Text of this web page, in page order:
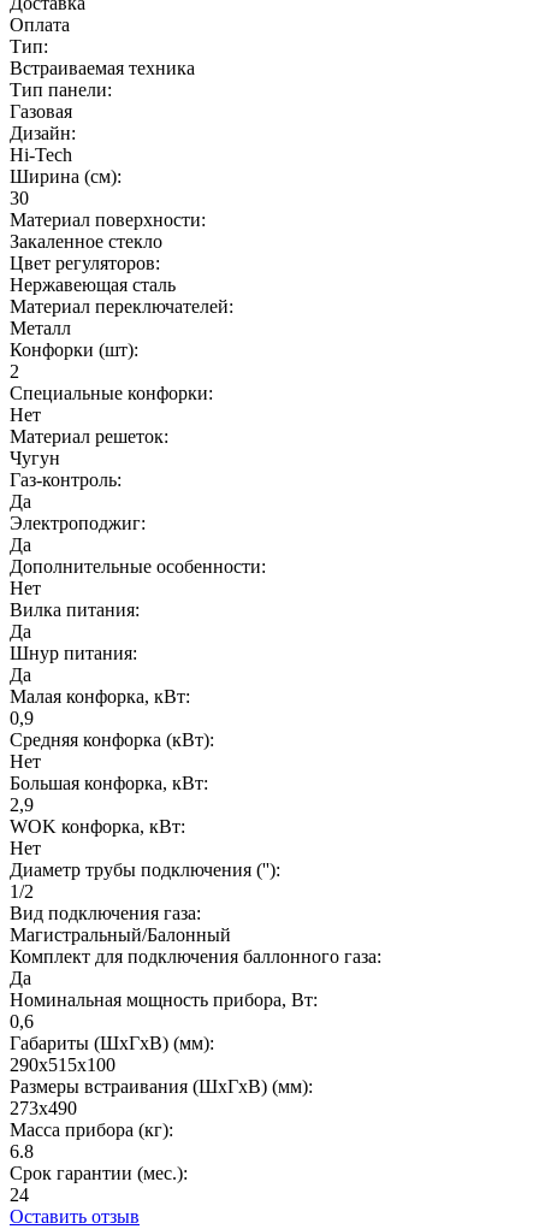
Оплата
Тип:
Встраиваемая техника
Тип панели:
Газовая
Дизайн:
Hi-Tech
Ширина (см):
30
Материал поверхности:
Закаленное стекло
Цвет регуляторов:
Нержавеющая сталь
Материал переключателей:
Металл
Конфорки (шт):
2
Специальные конфорки:
Нет
Материал решеток:
Чугун
Газ-контроль:
Да
Электроподжиг:
Да
Дополнительные особенности:
Нет
Вилка питания:
Да
Шнур питания:
Да
Малая конфорка, кВт:
0,9
Средняя конфорка (кВт):
Нет
Большая конфорка, кВт:
2,9
WOK конфорка, кВт:
Нет
Диаметр трубы подключения (''):
1/2
Вид подключения газа:
Магистральный/Балонный
Комплект для подключения баллонного газа:
Да
Номинальная мощность прибора, Вт:
0,6
Габариты (ШхГxВ) (мм):
290х515х100
Размеры встраивания (ШхГxВ) (мм):
273x490
Масса прибора (кг):
6.8
Срок гарантии (мес.):
24
Оставить отзыв